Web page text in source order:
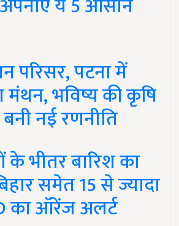
ये 5 आसान
परिसर, पटना में
मंथन, भविष्य की कृषि
नई रणनीति
भीतर बारिश का
समेत 15 से ज्यादा
का ऑरेंज अलर्ट